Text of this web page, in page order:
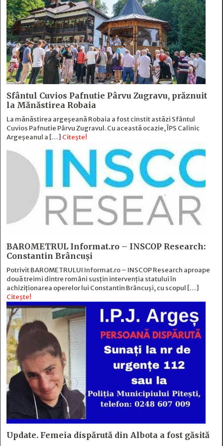
Sfântul Cuvios Pafnutie Pârvu Zugravu, prăznuit
la Mănăstirea Robaia
La mănăstirea argeșeană Robaia a fost cinstit astăzi Sfântul
Cuvios Pafnutie Pârvu Zugravul. Cu această ocazie, ÎPS Calinic
Argeșeanul a […] Citește!
BAROMETRUL Informat.ro – INSCOP Research:
Constantin Brâncuși
Potrivit BAROMETRULUI Informat.ro – INSCOP Research aproape
două treimi dintre români susțin intervenția statului în
achiziționarea operelor lui Constantin Brâncuși, cu scopul […]
Citește!
Update. Femeia dispărută din Albota a fost găsită